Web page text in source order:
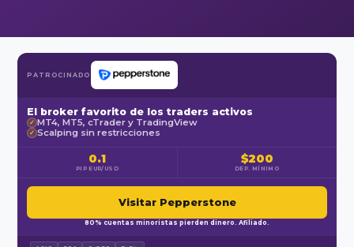
PATROCINADO
El broker favorito de los traders activos
✓ MT4, MT5, cTrader y TradingView
✓ Scalping sin restricciones
0.1
PIP EUR/USD
$200
DEP. MÍNIMO
Visitar Pepperstone
80% cuentas minoristas pierden dinero. Afiliado.